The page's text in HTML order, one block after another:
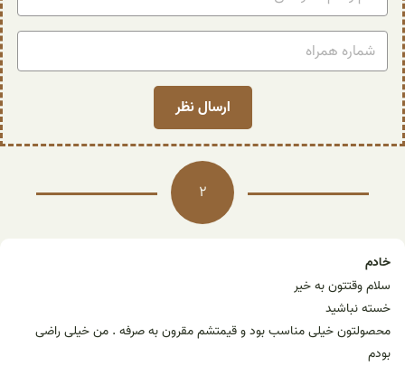
2
خادم
سلام وقتتون به خیر
خسته نباشید
محصولتون خیلی مناسب بود و قیمتشم مقرون به صرفه . من خیلی راضی
بودم